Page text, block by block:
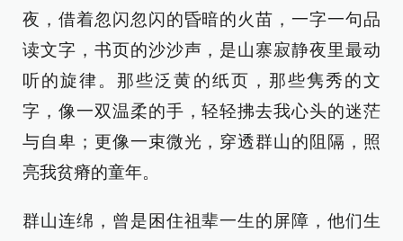
夜，借着忽闪忽闪的昏暗的火苗，一字一句品
读文字，书页的沙沙声，是山寨寂静夜里最动
听的旋律。那些泛黄的纸页，那些隽秀的文
字，像一双温柔的手，轻轻拂去我心头的迷茫
与自卑；更像一束微光，穿透群山的阻隔，照
亮我贫瘠的童年。
群山连绵，曾是困住祖辈一生的屏障，他们生